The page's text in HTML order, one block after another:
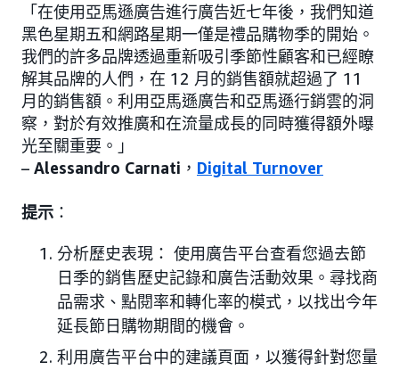
「在使用亞馬遜廣告進行廣告近七年後，我們知道
黑色星期五和網路星期一僅是禮品購物季的開始。
我們的許多品牌透過重新吸引季節性顧客和已經瞭
解其品牌的人們，在 12 月的銷售額就超過了 11
月的銷售額。利用亞馬遜廣告和亞馬遜行銷雲的洞
察，對於有效推廣和在流量成長的同時獲得額外曝
光至關重要。」
– Alessandro Carnati ， Digital Turnover
提示 ：
分析歷史表現： 使用廣告平台查看您過去節
日季的銷售歷史記錄和廣告活動效果。尋找商
品需求、點閱率和轉化率的模式，以找出今年
延長節日購物期間的機會。
利用廣告平台中的建議頁面，以獲得針對您量